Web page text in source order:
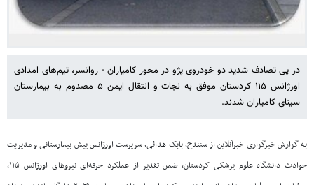
در پی تصادف شدید دو خودروی پژو در محور کامیاران - روانسر، تیم‌های امدادی
اورژانس ۱۱۵ کردستان موفق به نجات و انتقال ایمن ۵ مصدوم به بیمارستان
سینای کامیاران شدند.
به گزارش خبرگزاری خبرآنلاین از سنندج، بابک هدائی، سرپرست اورژانس پیش بیمارستانی و مدیریت
حوادث دانشگاه علوم پزشکی کردستان، ضمن تقدیر از عملکرد حرفه‌ای نیروهای اورژانس ۱۱۵،